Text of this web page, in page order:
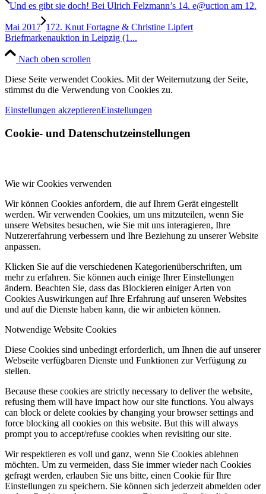
Und es gibt sie doch! Bei Ulrich Felzmann’s 14. e@uction am 12.
Mai 2017 172. Knut Fortagne & Christine Lipfert
Briefmarkenauktion in Leipzig (1...
Nach oben scrollen
Diese Seite verwendet Cookies. Mit der Weiternutzung der Seite,
stimmst du die Verwendung von Cookies zu.
Einstellungen akzeptierenEinstellungen
Cookie- und Datenschutzeinstellungen
Wie wir Cookies verwenden
Wir können Cookies anfordern, die auf Ihrem Gerät eingestellt
werden. Wir verwenden Cookies, um uns mitzuteilen, wenn Sie
unsere Websites besuchen, wie Sie mit uns interagieren, Ihre
Nutzererfahrung verbessern und Ihre Beziehung zu unserer Website
anpassen.
Klicken Sie auf die verschiedenen Kategorienüberschriften, um
mehr zu erfahren. Sie können auch einige Ihrer Einstellungen
ändern. Beachten Sie, dass das Blockieren einiger Arten von
Cookies Auswirkungen auf Ihre Erfahrung auf unseren Websites
und auf die Dienste haben kann, die wir anbieten können.
Notwendige Website Cookies
Diese Cookies sind unbedingt erforderlich, um Ihnen die auf unserer
Webseite verfügbaren Dienste und Funktionen zur Verfügung zu
stellen.
Because these cookies are strictly necessary to deliver the website,
refusing them will have impact how our site functions. You always
can block or delete cookies by changing your browser settings and
force blocking all cookies on this website. But this will always
prompt you to accept/refuse cookies when revisiting our site.
Wir respektieren es voll und ganz, wenn Sie Cookies ablehnen
möchten. Um zu vermeiden, dass Sie immer wieder nach Cookies
gefragt werden, erlauben Sie uns bitte, einen Cookie für Ihre
Einstellungen zu speichern. Sie können sich jederzeit abmelden oder